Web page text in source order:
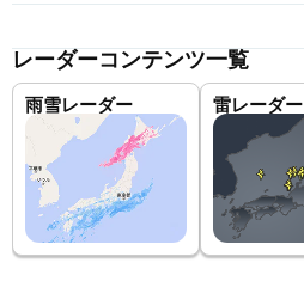
レーダーコンテンツ一覧
雨雪レーダー 雷レーダー